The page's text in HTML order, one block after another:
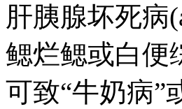
肝胰腺坏死病
鳃烂鳃或白便
可致“牛奶病”